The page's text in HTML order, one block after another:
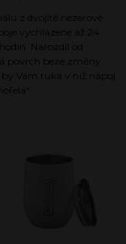
z dvojité nezerové
vychlazené až 24
Narozdíl od
povrch beze změny
Vám ruka v níž nápoj